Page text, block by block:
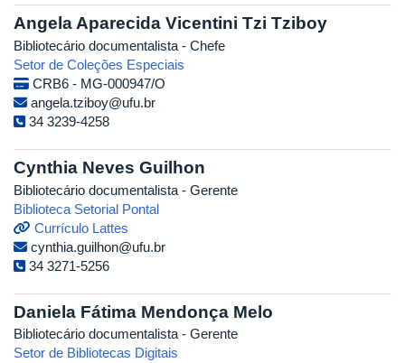
Angela Aparecida Vicentini Tzi Tziboy
Bibliotecário documentalista - Chefe
Setor de Coleções Especiais
CRB6 - MG-000947/O
angela.tziboy@ufu.br
34 3239-4258
Cynthia Neves Guilhon
Bibliotecário documentalista - Gerente
Biblioteca Setorial Pontal
Currículo Lattes
cynthia.guilhon@ufu.br
34 3271-5256
Daniela Fátima Mendonça Melo
Bibliotecário documentalista - Gerente
Setor de Bibliotecas Digitais